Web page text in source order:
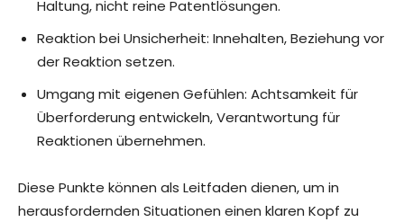
Haltung, nicht reine Patentlösungen.
Reaktion bei Unsicherheit: Innehalten, Beziehung vor
der Reaktion setzen.
Umgang mit eigenen Gefühlen: Achtsamkeit für
Überforderung entwickeln, Verantwortung für
Reaktionen übernehmen.
Diese Punkte können als Leitfaden dienen, um in
herausfordernden Situationen einen klaren Kopf zu